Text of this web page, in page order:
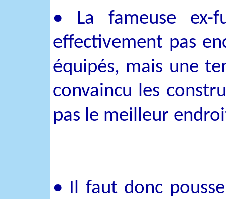
• La fameuse
effectivement pas
équipés, mais une
convaincu les
pas le meilleur
• Il faut donc